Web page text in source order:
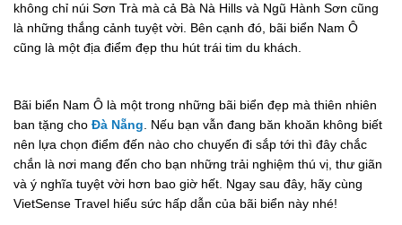
không chỉ núi Sơn Trà mà cả Bà Nà Hills và Ngũ Hành Sơn cũng
là những thắng cảnh tuyệt vời. Bên cạnh đó, bãi biển Nam Ô
cũng là một địa điểm đẹp thu hút trái tim du khách.
Bãi biển Nam Ô là một trong những bãi biển đẹp mà thiên nhiên
ban tặng cho Đà Nẵng . Nếu bạn vẫn đang băn khoăn không biết
nên lựa chọn điểm đến nào cho chuyến đi sắp tới thì đây chắc
chắn là nơi mang đến cho bạn những trải nghiệm thú vị, thư giãn
và ý nghĩa tuyệt vời hơn bao giờ hết. Ngay sau đây, hãy cùng
VietSense Travel hiểu sức hấp dẫn của bãi biển này nhé!